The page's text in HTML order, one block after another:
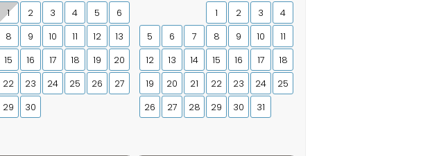
1 2 3 4 5
6
8 9 10 11 12
13
15 16 17 18 19
20
22 23 24 25 26
27
29 30
1 2 3
4
5
6 7 8 9 10
11
12
13 14 15 16 17
18
19
20 21 22 23 24
25
26
27 28 29 30 31